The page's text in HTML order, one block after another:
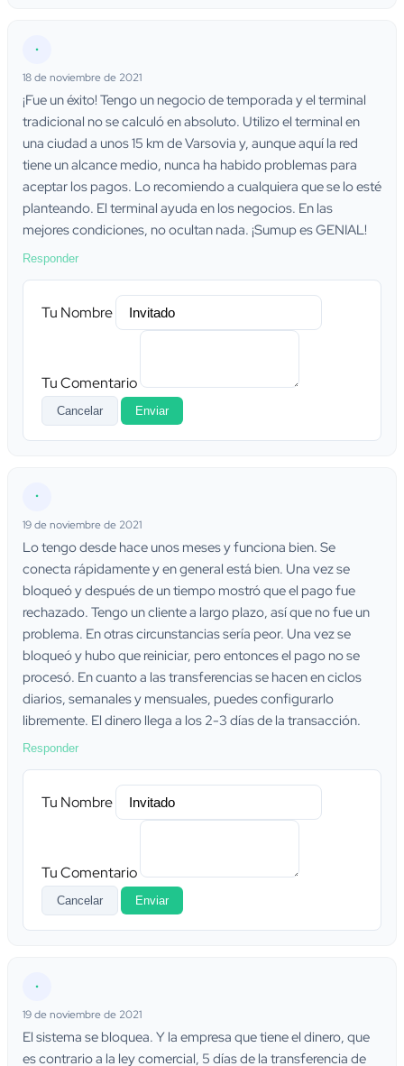
•
18 de noviembre de 2021
¡Fue un éxito! Tengo un negocio de temporada y el terminal
tradicional no se calculó en absoluto. Utilizo el terminal en
una ciudad a unos 15 km de Varsovia y, aunque aquí la red
tiene un alcance medio, nunca ha habido problemas para
aceptar los pagos. Lo recomiendo a cualquiera que se lo esté
planteando. El terminal ayuda en los negocios. En las
mejores condiciones, no ocultan nada. ¡Sumup es GENIAL!
Responder
Tu Nombre
Tu Comentario
Cancelar Enviar
•
19 de noviembre de 2021
Lo tengo desde hace unos meses y funciona bien. Se
conecta rápidamente y en general está bien. Una vez se
bloqueó y después de un tiempo mostró que el pago fue
rechazado. Tengo un cliente a largo plazo, así que no fue un
problema. En otras circunstancias sería peor. Una vez se
bloqueó y hubo que reiniciar, pero entonces el pago no se
procesó. En cuanto a las transferencias se hacen en ciclos
diarios, semanales y mensuales, puedes configurarlo
libremente. El dinero llega a los 2-3 días de la transacción.
Responder
Tu Nombre
Tu Comentario
Cancelar Enviar
•
19 de noviembre de 2021
El sistema se bloquea. Y la empresa que tiene el dinero, que
es contrario a la ley comercial, 5 días de la transferencia de